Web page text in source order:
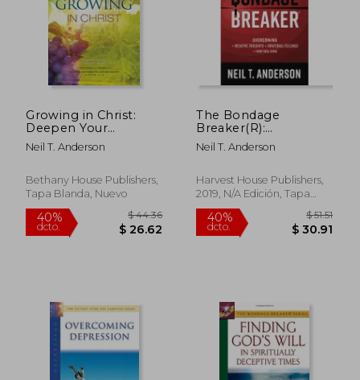
45%
dcto. $ 23.07
45%
dcto. $
Growing in Christ:
Deepen Your
Relationship With
Jesus (en Inglés)
Neil T. Anderson
Bethany House Publishers,
Tapa Blanda, Nuevo
The Bondage
Breaker(R):
Overcoming
*Negative Thoughts
*Habitual Sins (en
Inglés)
Neil T. Anderson
Harvest House Publishers,
2019, N/A Edición, Tapa
Blanda, Nuevo